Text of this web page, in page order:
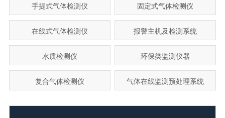
手提式气体检测仪 固定式气体检测仪
在线式气体检测仪 报警主机及检测系统
水质检测仪 环保类监测仪器
复合气体检测仪 气体在线监测预处理系统